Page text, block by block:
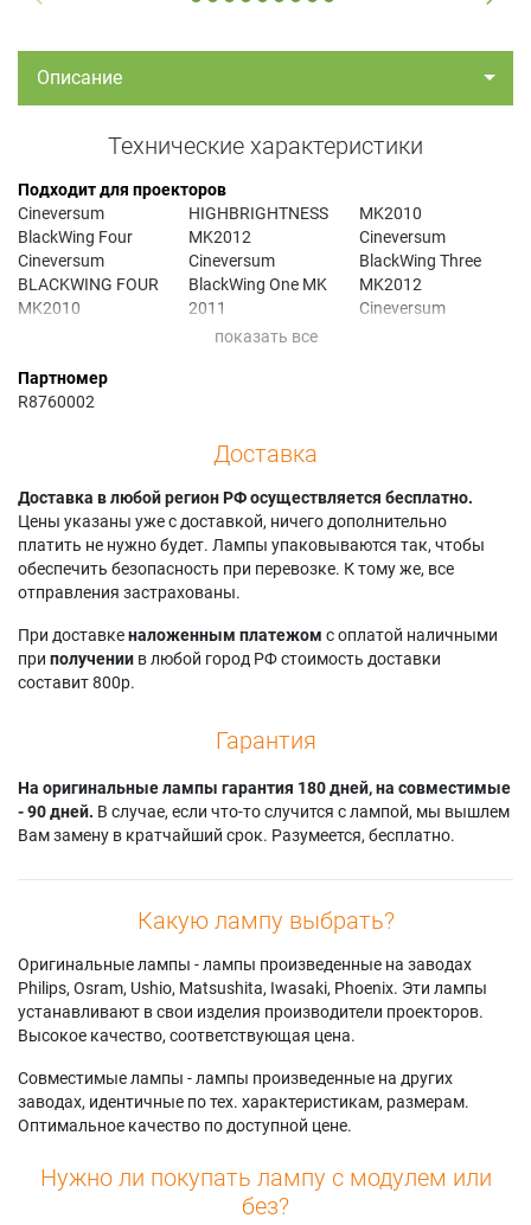
Описание
Технические характеристики
Подходит для проекторов
Cineversum
BlackWing Four
Cineversum
BLACKWING FOUR
MK2010
Brightness MK 2
Cineversum
Cineversum
BlackWing
HighBrightness
MK201
Cineversum
HIGHBRIGHTNESS
MK2012
Cineversum
BlackWing One MK
2011
Cineversum
MK 11
BLACKWING THREE
MK 2010
Cineversum
BlackWing Three MK
2011
BLACKWING THREE
MK2010
Cineversum
BlackWing Three
MK2012
Cineversum
MK2010
Cineversum
BlackWing Two
MK2012
Партномер
R8760002
Доставка
Доставка в любой регион РФ осуществляется бесплатно.
Цены указаны уже с доставкой, ничего дополнительно
платить не нужно будет. Лампы упаковываются так, чтобы
обеспечить безопасность при перевозке. К тому же, все
отправления застрахованы.
При доставкеналоженным платежом с оплатой наличными
при получении в любой город РФ стоимость доставки
составит 800р.
Гарантия
На оригинальные лампы гарантия 180 дней, на совместимые
- 90 дней. В случае, если что-то случится с лампой, мы вышлем
Вам замену в кратчайший срок. Разумеется, бесплатно.
Какую лампу выбрать?
Оригинальные лампы - лампы произведенные на заводах
Philips, Osram, Ushio, Matsushita, Iwasaki, Phoenix. Эти лампы
устанавливают в свои изделия производители проекторов.
Высокое качество, соответствующая цена.
Совместимые лампы - лампы произведенные на других
заводах, идентичные по тех. характеристикам, размерам.
Оптимальное качество по доступной цене.
Нужно ли покупать лампу с модулем или
без?